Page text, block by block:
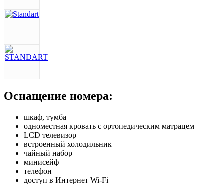
Оснащение номера:
шкаф, тумба
одноместная кровать с ортопедическим матрацем
LCD телевизор
встроенный холодильник
чайный набор
минисейф
телефон
доступ в Интернет Wi-Fi